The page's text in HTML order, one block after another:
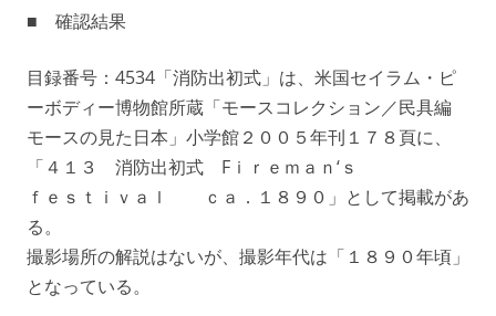
■ 確認結果
目録番号：4534「消防出初式」は、米国セイラム・ピ
ーボディー博物館所蔵「モースコレクション／民具編
モースの見た日本」小学館２００５年刊１７８頁に、
「４１３ 消防出初式 Fｉｒｅｍａｎ‘ｓ
ｆｅｓｔｉｖａｌ ｃａ．１８９０」として掲載があ
る。
撮影場所の解説はないが、撮影年代は「１８９０年頃」
となっている。